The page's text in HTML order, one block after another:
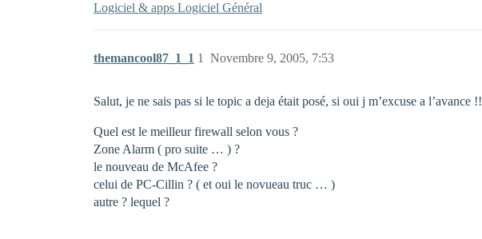
Logiciel & apps Logiciel Général
themancool87_1_1 Novembre 9, 2005, 7:53
1
Salut, je ne sais pas si le topic a deja était posé, si oui j m’excuse a l’avance !!
Quel est le meilleur firewall selon vous ?
Zone Alarm ( pro suite … ) ?
le nouveau de McAfee ?
celui de PC-Cillin ? ( et oui le novueau truc … )
autre ? lequel ?